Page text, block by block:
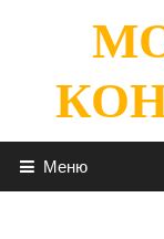
содержимому
Меню